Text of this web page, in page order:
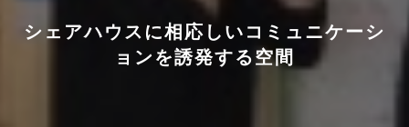
シェアハウスに相応しいコミュニケーシ
ョンを誘発する空間